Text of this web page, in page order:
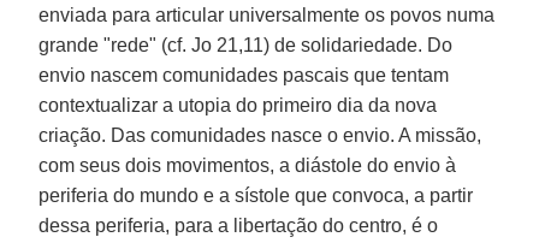
enviada para articular universalmente os povos numa
grande "rede" (cf. Jo 21,11) de solidariedade. Do
envio nascem comunidades pascais que tentam
contextualizar a utopia do primeiro dia da nova
criação. Das comunidades nasce o envio. A missão,
com seus dois movimentos, a diástole do envio à
periferia do mundo e a sístole que convoca, a partir
dessa periferia, para a libertação do centro, é o